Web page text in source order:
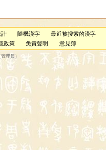
隨機漢字
最近被搜索的漢字
政策 免責聲明 意見簿
管理員 ）